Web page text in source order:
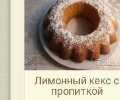
Лимонный кекс с
пропиткой